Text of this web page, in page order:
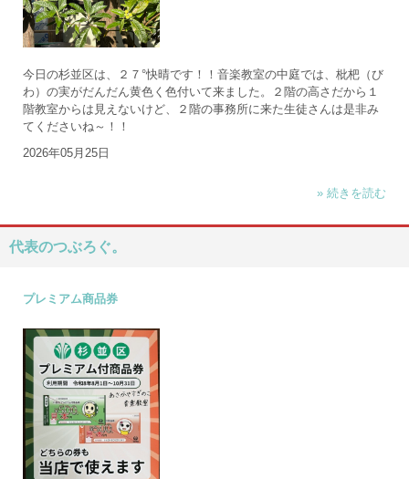
今日の杉並区は、２７°快晴です！！音楽教室の中庭では、枇杷（び
わ）の実がだんだん黄色く色付いて来ました。２階の高さだから１
階教室からは見えないけど、２階の事務所に来た生徒さんは是非み
てくださいね～！！
2026年05月25日
» 続きを読む
代表のつぶろぐ。
プレミアム商品券